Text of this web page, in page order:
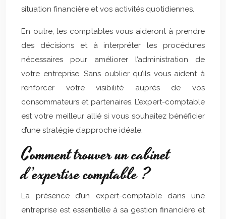
situation financière et vos activités quotidiennes.
En outre, les comptables vous aideront à prendre
des décisions et à interpréter les procédures
nécessaires pour améliorer l’administration de
votre entreprise. Sans oublier qu’ils vous aident à
renforcer votre visibilité auprès de vos
consommateurs et partenaires. L’expert-comptable
est votre meilleur allié si vous souhaitez bénéficier
d’une stratégie d’approche idéale.
Comment trouver un cabinet
d’expertise comptable ?
La présence d’un expert-comptable dans une
entreprise est essentielle à sa gestion financière et